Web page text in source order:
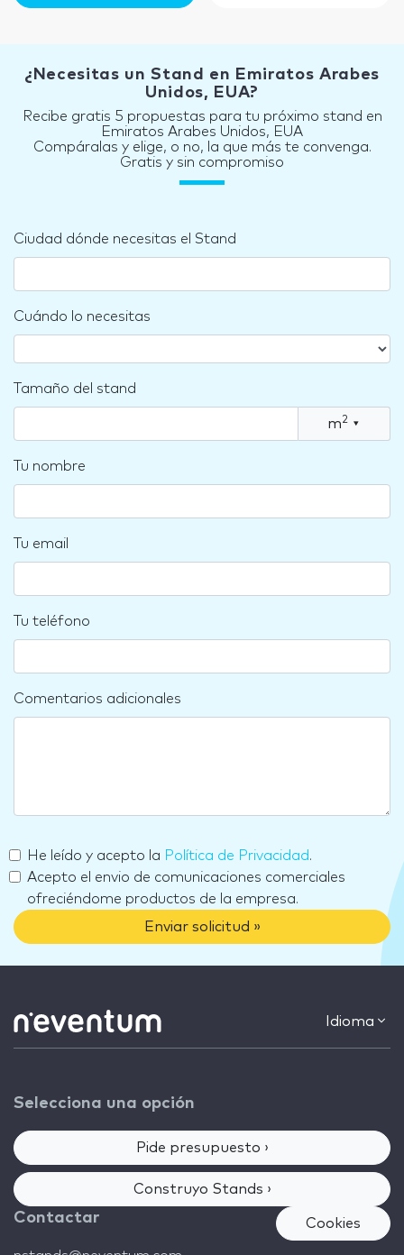
¿Necesitas un Stand en Emiratos Arabes
Unidos, EUA?
Recibe gratis 5 propuestas para tu próximo stand en
Emiratos Arabes Unidos, EUA
Compáralas y elige, o no, la que más te convenga.
Gratis y sin compromiso
Ciudad dónde necesitas el Stand
Cuándo lo necesitas
Tamaño del stand
m2 ▾
Tu nombre
Tu email
Tu teléfono
Comentarios adicionales
He leído y acepto la Política de Privacidad.
Acepto el envio de comunicaciones comerciales
ofreciéndome productos de la empresa.
Enviar solicitud »
Idioma
Selecciona una opción
Pide presupuesto ›
Construyo Stands ›
Contactar Cookies